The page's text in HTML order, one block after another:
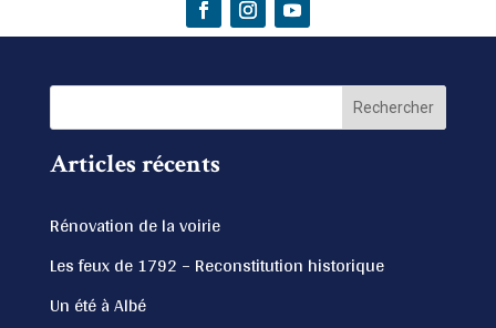
Articles récents
Rénovation de la voirie
Les feux de 1792 – Reconstitution historique
Un été à Albé